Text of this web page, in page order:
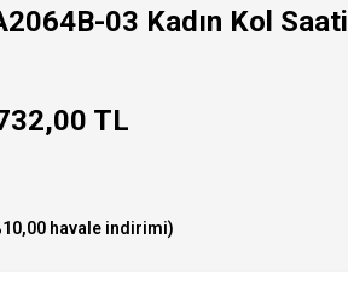
03 Kadın Kol Saati
TL
havale indirimi)